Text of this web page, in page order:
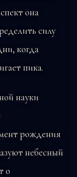
она
силу
когда
пика.
науки
рождения
небесный
о